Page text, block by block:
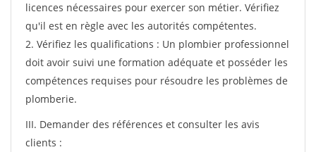
licences nécessaires pour exercer son métier. Vérifiez
qu'il est en règle avec les autorités compétentes.
2. Vérifiez les qualifications : Un plombier professionnel
doit avoir suivi une formation adéquate et posséder les
compétences requises pour résoudre les problèmes de
plomberie.
III. Demander des références et consulter les avis
clients :